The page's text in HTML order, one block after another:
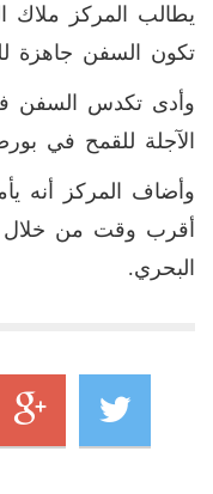
يطالب المركز ملاك
تكون السفن جاهزة
وأدى تكدس السفن
الآجلة للقمح في
وأضاف المركز أنه
أقرب وقت من خلال
البحري.